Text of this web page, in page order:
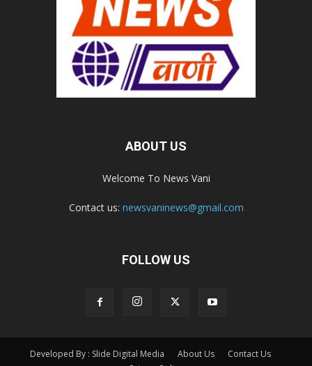
ABOUT US
Welcome To News Vani
Contact us: newsvaninews@gmail.com
FOLLOW US
Developed By : Slide Digital Media About Us
Contact Us